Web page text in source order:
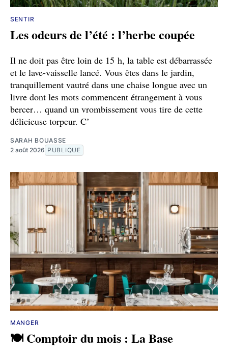
SENTIR
Les odeurs de l’été : l’herbe coupée
Il ne doit pas être loin de 15 h, la table est débarrassée
et le lave-vaisselle lancé. Vous êtes dans le jardin,
tranquillement vautré dans une chaise longue avec un
livre dont les mots commencent étrangement à vous
bercer… quand un vrombissement vous tire de cette
délicieuse torpeur. C’
SARAH BOUASSE
2 août 2026 PUBLIQUE
MANGER
🍽️ Comptoir du mois : La Base